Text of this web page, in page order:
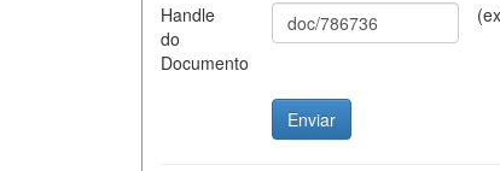
Handle
do
Documento